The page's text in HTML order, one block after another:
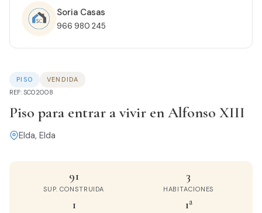
PISO
VENDIDA
REF: SC02008
Piso para entrar a vivir en Alfonso XIII
Elda, Elda
91
SUP. CONSTRUIDA
3
HABITACIONES
1 1ª
Soria Casas
966 980 245